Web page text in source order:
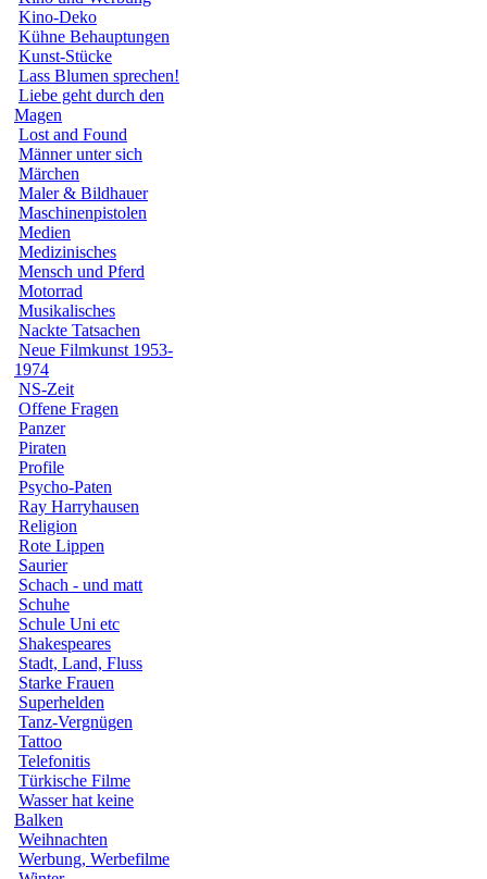
Kino-Deko
Kühne Behauptungen
Kunst-Stücke
Lass Blumen sprechen!
Liebe geht durch den
Magen
Lost and Found
Männer unter sich
Märchen
Maler & Bildhauer
Maschinenpistolen
Medien
Medizinisches
Mensch und Pferd
Motorrad
Musikalisches
Nackte Tatsachen
Neue Filmkunst 1953-
1974
NS-Zeit
Offene Fragen
Panzer
Piraten
Profile
Psycho-Paten
Ray Harryhausen
Religion
Rote Lippen
Saurier
Schach - und matt
Schuhe
Schule Uni etc
Shakespeares
Stadt, Land, Fluss
Starke Frauen
Superhelden
Tanz-Vergnügen
Tattoo
Telefonitis
Türkische Filme
Wasser hat keine
Balken
Weihnachten
Werbung, Werbefilme